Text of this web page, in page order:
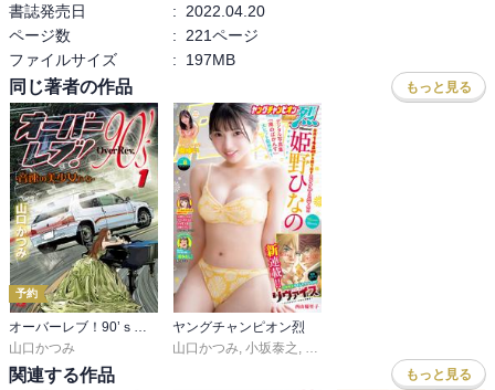
書誌発売日
:
2022.04.20
ページ数
:
221ページ
ファイルサイズ
: 197MB
同じ著者の作品 もっと見る
予約
オーバーレブ！90’ｓ―音速の美少女たち―
山口かつみ
ヤングチャンピオン烈
山口かつみ, 小坂泰之 , 鯨川リョウ
関連する作品 もっと見る